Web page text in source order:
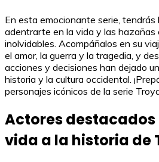
En esta emocionante serie, tendrás
adentrarte en la vida y las hazañas
inolvidables. Acompáñalos en su
el amor, la guerra y la tragedia, y
acciones y decisiones han dejado
historia y la cultura occidental.
personajes icónicos de la serie
Actores
vida a la historia de